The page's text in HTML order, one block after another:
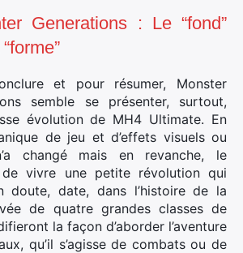
Generations : Le “fond”
et pour résumer, Monster
semble se présenter, surtout,
évolution de MH4 Ultimate. En
de jeu et d’effets visuels ou
changé mais en revanche, le
vivre une petite révolution qui
doute, date, dans l’histoire de la
de quatre grandes classes de
la façon d’aborder l’aventure
qu’il s’agisse de combats ou de